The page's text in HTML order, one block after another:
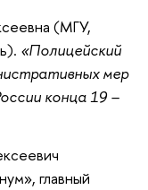
(МГУ,
«Полицейский
мер
конца 19 –
главный